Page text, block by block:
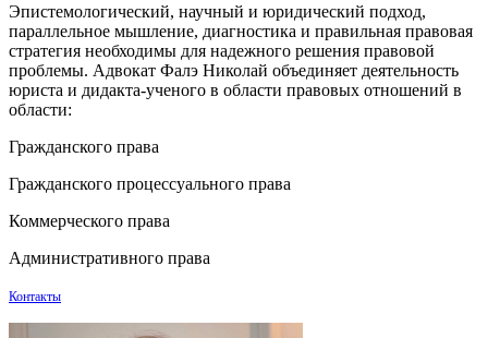
Эпистемологический, научный и юридический подход,
параллельное мышление, диагностика и правильная правовая
стратегия необходимы для надежного решения правовой
проблемы. Адвокат Фалэ Николай объединяет деятельность
юриста и дидакта-ученого в области правовых отношений в
области:
Гражданского права
Гражданского процессуального права
Коммерческого права
Административного права
Контакты